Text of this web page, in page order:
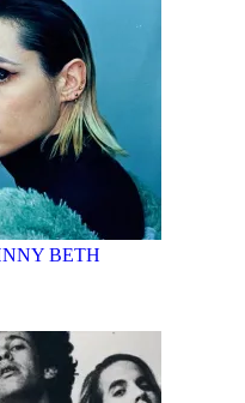
BETH